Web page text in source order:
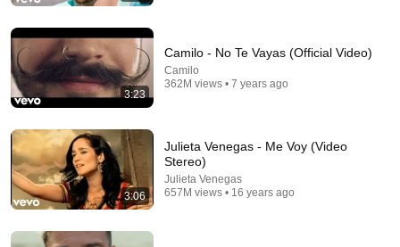
Studio
KAROL G • 1.4B views
3:23
Camilo - No Te Vayas (Official Video)
Camilo
362M views • 7 years ago
3:06
Julieta Venegas - Me Voy (Video
Stereo)
Julieta Venegas
657M views • 16 years ago